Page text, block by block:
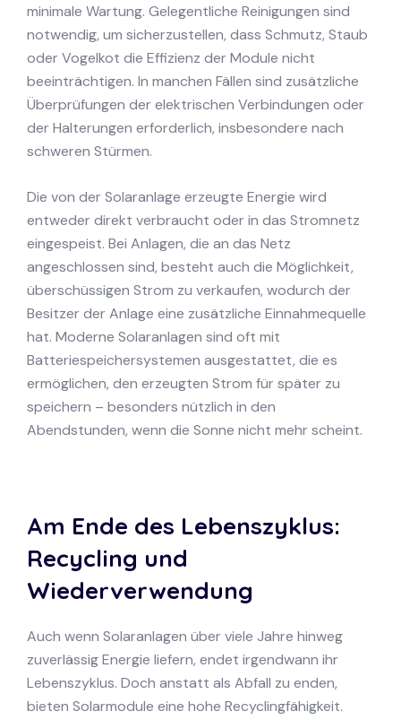
minimale Wartung. Gelegentliche Reinigungen sind
notwendig, um sicherzustellen, dass Schmutz, Staub
oder Vogelkot die Effizienz der Module nicht
beeinträchtigen. In manchen Fällen sind zusätzliche
Überprüfungen der elektrischen Verbindungen oder
der Halterungen erforderlich, insbesondere nach
schweren Stürmen.
Die von der Solaranlage erzeugte Energie wird
entweder direkt verbraucht oder in das Stromnetz
eingespeist. Bei Anlagen, die an das Netz
angeschlossen sind, besteht auch die Möglichkeit,
überschüssigen Strom zu verkaufen, wodurch der
Besitzer der Anlage eine zusätzliche Einnahmequelle
hat. Moderne Solaranlagen sind oft mit
Batteriespeichersystemen ausgestattet, die es
ermöglichen, den erzeugten Strom für später zu
speichern – besonders nützlich in den
Abendstunden, wenn die Sonne nicht mehr scheint.
Am Ende des Lebenszyklus:
Recycling und
Wiederverwendung
Auch wenn Solaranlagen über viele Jahre hinweg
zuverlässig Energie liefern, endet irgendwann ihr
Lebenszyklus. Doch anstatt als Abfall zu enden,
bieten Solarmodule eine hohe Recyclingfähigkeit.